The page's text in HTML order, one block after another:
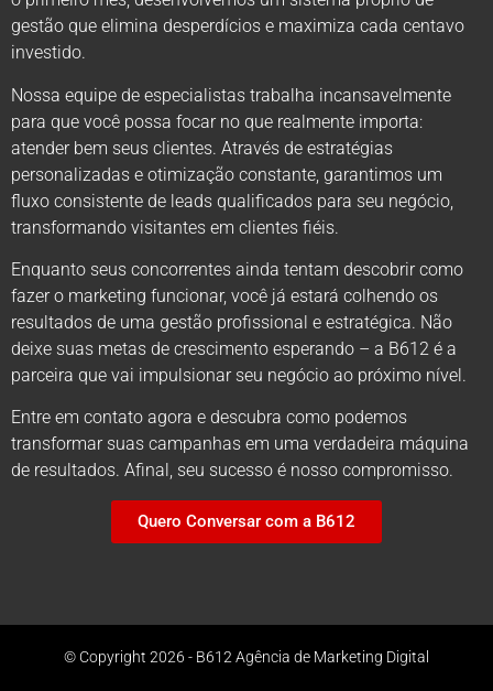
gestão que elimina desperdícios e maximiza cada centavo
investido.
Nossa equipe de especialistas trabalha incansavelmente
para que você possa focar no que realmente importa:
atender bem seus clientes. Através de estratégias
personalizadas e otimização constante, garantimos um
fluxo consistente de leads qualificados para seu negócio,
transformando visitantes em clientes fiéis.
Enquanto seus concorrentes ainda tentam descobrir como
fazer o marketing funcionar, você já estará colhendo os
resultados de uma gestão profissional e estratégica. Não
deixe suas metas de crescimento esperando – a B612 é a
parceira que vai impulsionar seu negócio ao próximo nível.
Entre em contato agora e descubra como podemos
transformar suas campanhas em uma verdadeira máquina
de resultados. Afinal, seu sucesso é nosso compromisso.
Quero Conversar com a B612
© Copyright 2026 - B612 Agência de Marketing Digital